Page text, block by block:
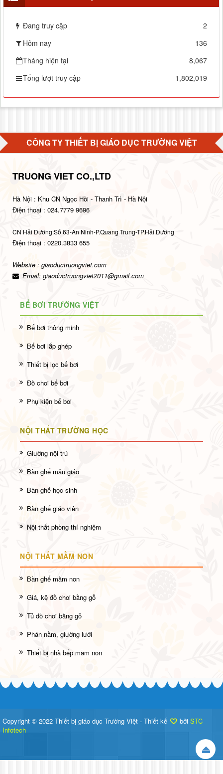
Đang truy cập
2
Hôm nay
136
Tháng hiện tại
8,067
Tổng lượt truy cập
1,802,019
CÔNG TY THIẾT BỊ GIÁO DỤC TRƯỜNG VIỆT
TRUONG VIET CO.,LTD
Hà Nội : Khu CN Ngọc Hồi - Thanh Trì - Hà Nội
Điện thoại : 024.7779 9696
CN Hải Dương:Số 63-An Ninh-P.Quang Trung-TP.Hải Dương
Điện thoại : 0220.3833 655
Website : giaoductruongviet.com
Email: giaoductruongviet2011@gmail.com
BỂ BƠI TRƯỜNG VIỆT
Bể bơi thông minh
Bể bơi lắp ghép
Thiết bị lọc bể bơi
Đồ chơi bể bơi
Phụ kiện bể bơi
NỘI THẤT TRƯỜNG HỌC
Giường nội trú
Bàn ghế mẫu giáo
Bàn ghế học sinh
Bàn ghế giáo viên
Nội thất phòng thí nghiệm
NỘI THẤT MẦM NON
Bàn ghế mầm non
Giá, kệ đồ chơi bằng gỗ
Tủ đồ chơi bằng gỗ
Phản nằm, giường lưới
Thiết bị nhà bếp mầm non
Copyright © 2022 Thiết bị giáo dục Trường Việt - Thiết kế bởi STC
Infotech